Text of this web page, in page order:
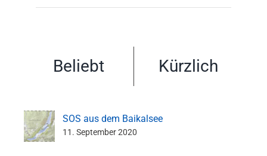
Beliebt Kürzlich
SOS aus dem Baikalsee
11. September 2020